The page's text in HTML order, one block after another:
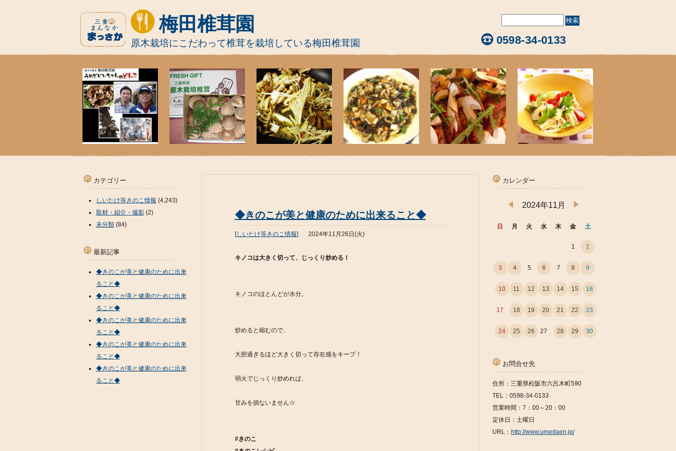
梅田椎茸園
原木栽培にこだわって椎茸を栽培している梅田椎茸園 0598-34-0133
◆きのこが美と健康のために出来ること◆
[しいたけ等きのこ情報] 2024年11月26日(火)
キノコは大きく切って、じっくり炒める！
キノコのほとんどが水分。
炒めると縮むので、
大胆過ぎるほど大きく切って存在感をキープ！
弱火でじっくり炒めれば、
甘みを損ないません☆
#きのこ
カテゴリー
しいたけ等きのこ情報 (4,243)
取材・紹介・撮影(2)
未分類(84)
最新記事
◆きのこが美と健康のために出来
ること◆
◆きのこが美と健康のために出来
ること◆
◆きのこが美と健康のために出来
ること◆
◆きのこが美と健康のために出来
ること◆
◆きのこが美と健康のために出来
ること◆
カレンダー
2024年11月
日 月 火 水 木 金 土
1 2
3 4 5 6 7 8 9
10 11 12 13 14 15 16
17 18 19 20 21 22 23
24 25 26 27 28 29 30
お問合せ先
住所：三重県松阪市六呂木町590
TEL：0598-34-0133
営業時間：7：00～20：00
定休日：土曜日
URL： http://www.umedaen.jp/